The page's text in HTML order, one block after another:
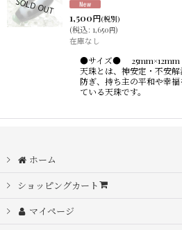
1,500円(税別)
(税込: 1,650円)
在庫なし
●サイズ● 25mm×12mm
天珠とは、神安定・不安
防ぎ、持ち主の平和や幸
ている天珠です。
ホーム
ショッピングカート
マイページ